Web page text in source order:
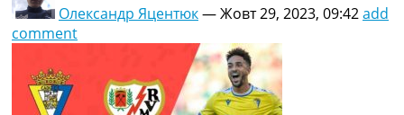
Олександр Яцентюк—Жовт 29, 2023, 09:42add
comment